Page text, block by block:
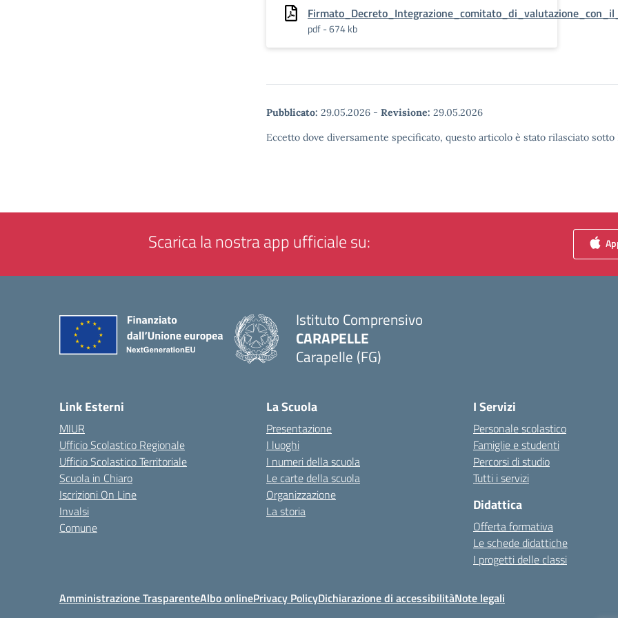
pdf - 674 kb
Pubblicato: 29.05.2026 - Revisione: 29.05.2026
Eccetto dove diversamente specificato, questo articolo è stato rilasciato
Scarica la nostra app ufficiale su:
Istituto Comprensivo
CARAPELLE
Carapelle (FG)
Link Esterni
MIUR
Ufficio Scolastico Regionale
Ufficio Scolastico Territoriale
Scuola in Chiaro
Iscrizioni On Line
Invalsi
Comune
La Scuola
Presentazione
I luoghi
I numeri della scuola
Le carte della scuola
Organizzazione
La storia
I Servizi
Personale scolastico
Famiglie e studenti
Percorsi di studio
Tutti i servizi
Didattica
Offerta formativa
Le schede didattiche
I progetti delle classi
Amministrazione TrasparenteAlbo onlinePrivacy PolicyDichiarazione di accessibilitàNote legali